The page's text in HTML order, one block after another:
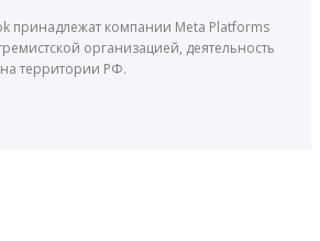
принадлежат компании Meta Platforms
организацией, деятельность
территории РФ.